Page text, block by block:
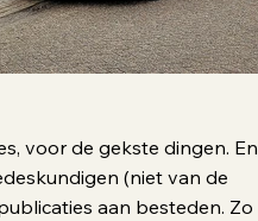
voor de gekste dingen. En
(niet van de
aan besteden. Zo